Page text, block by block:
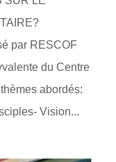
par RESCOF
du Centre
abordés:
Vision...